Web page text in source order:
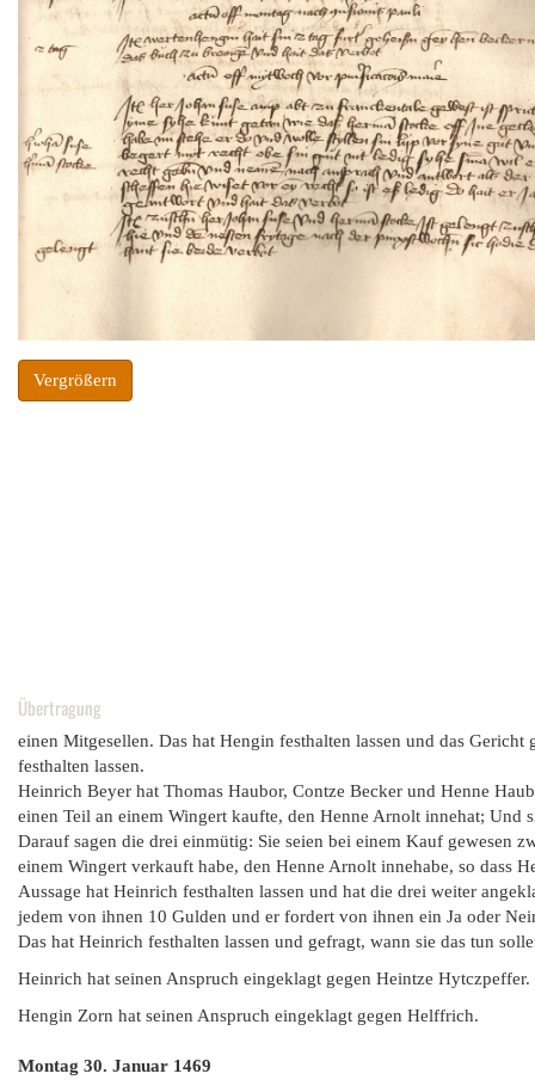
Vergrößern
Übertragung
einen Mitgesellen. Das hat Hengin festhalten lassen und das
festhalten lassen.
Heinrich Beyer hat Thomas Haubor, Contze Becker und Henne
einen Teil an einem Wingert kaufte, den Henne Arnolt innehat; Und
Darauf sagen die drei einmütig: Sie seien bei einem Kauf gewesen
einem Wingert verkauft habe, den Henne Arnolt innehabe, so dass
Aussage hat Heinrich festhalten lassen und hat die drei weiter
jedem von ihnen 10 Gulden und er fordert von ihnen ein Ja oder
Das hat Heinrich festhalten lassen und gefragt, wann sie das tun
Heinrich hat seinen Anspruch eingeklagt gegen Heintze Hytczpeffer.
Hengin Zorn hat seinen Anspruch eingeklagt gegen Helffrich.
Montag 30. Januar 1469